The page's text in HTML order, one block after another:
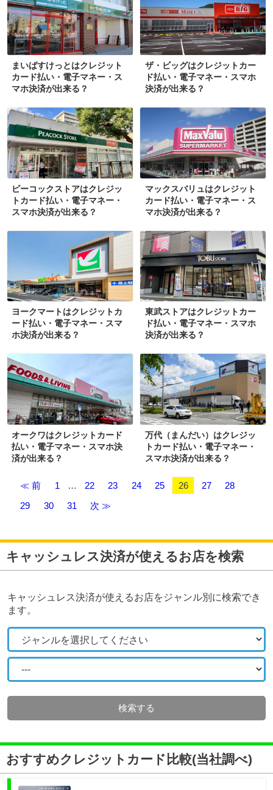
まいばすけっとはクレジット
カード払い・電子マネー・ス
マホ決済が出来る？
ザ・ビッグはクレジットカー
ド払い・電子マネー・スマホ
決済が出来る？
ピーコックストアはクレジッ
トカード払い・電子マネー・
スマホ決済が出来る？
マックスバリュはクレジット
カード払い・電子マネー・ス
マホ決済が出来る？
ヨークマートはクレジットカ
ード払い・電子マネー・スマ
ホ決済が出来る？
東武ストアはクレジットカー
ド払い・電子マネー・スマホ
決済が出来る？
オークワはクレジットカード
払い・電子マネー・スマホ決
済が出来る？
万代（まんだい）はクレジッ
トカード払い・電子マネー・
スマホ決済が出来る？
≪ 前 1 … 22 23 24 25 26 27
28
29
30 31 次 ≫
キャッシュレス決済が使えるお店を検索
キャッシュレス決済が使えるお店をジャンル別に検索でき
ます。
検索する
おすすめクレジットカード比較(当社調べ)